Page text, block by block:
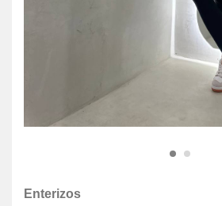
Enterizos